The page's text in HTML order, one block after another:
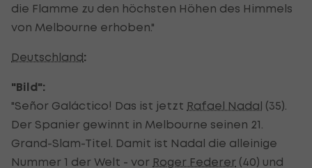
die Flamme zu den höchsten Höhen des Himmels
von Melbourne erhoben."
Deutschland:
"Bild":
"Señor Galáctico! Das ist jetzt Rafael Nadal (35).
Der Spanier gewinnt in Melbourne seinen 21.
Grand-Slam-Titel. Damit ist Nadal die alleinige
Nummer 1 der Welt - vor Roger Federer (40) und